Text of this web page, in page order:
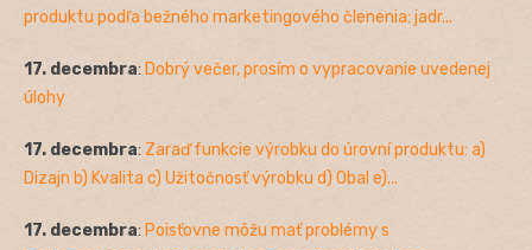
produktu podľa bežného marketingového členenia: jadr...
17. decembra: Dobrý večer, prosím o vypracovanie uvedenej
úlohy
17. decembra: Zaraď funkcie výrobku do úrovní produktu: a)
Dizajn b) Kvalita c) Užitočnosť výrobku d) Obal e)...
17. decembra: Poisťovne môžu mať problémy s